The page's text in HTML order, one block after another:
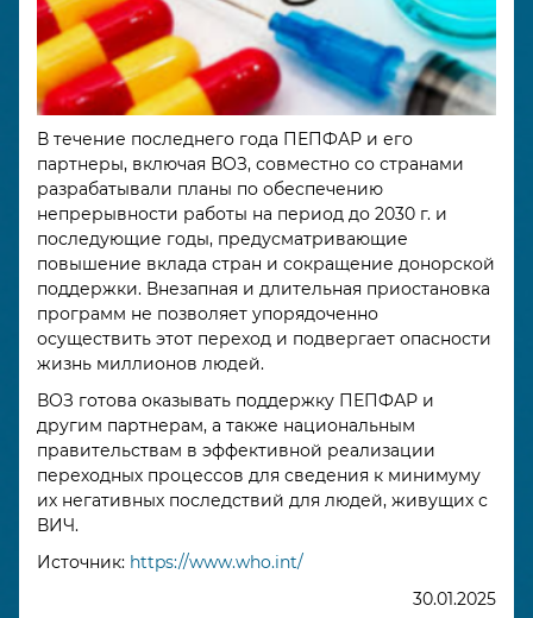
В течение последнего года ПЕПФАР и его
партнеры, включая ВОЗ, совместно со странами
разрабатывали планы по обеспечению
непрерывности работы на период до 2030 г. и
последующие годы, предусматривающие
повышение вклада стран и сокращение донорской
поддержки. Внезапная и длительная приостановка
программ не позволяет упорядоченно
осуществить этот переход и подвергает опасности
жизнь миллионов людей.
ВОЗ готова оказывать поддержку ПЕПФАР и
другим партнерам, а также национальным
правительствам в эффективной реализации
переходных процессов для сведения к минимуму
их негативных последствий для людей, живущих с
ВИЧ.
Источник: https://www.who.int/
30.01.2025